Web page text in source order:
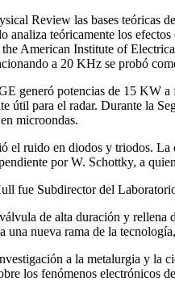
Review las bases teóricas
teóricamente los
American Institute of
a 20 KHz se probó
generó potencias de 15 KW
útil para el radar. Durante la
microondas.
el ruido en diodos y triodos.
por W. Schottky, a
fue Subdirector del
de alta duración y rellena
una nueva rama de la
a la metalurgia y la
los fenómenos electrónicos